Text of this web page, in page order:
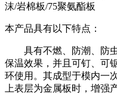
沫/岩棉板/75聚氨酯板
本产品具有以下特点：
具有不燃、防潮、防虫
保温效果，并且可钉、可
环使用。其成型于模内一
上表层为金属板时，增强